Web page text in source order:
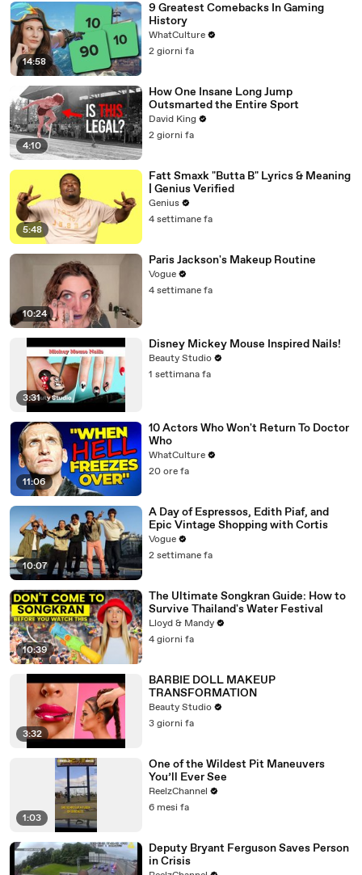
14:58
9 Greatest Comebacks In Gaming
History
WhatCulture
2 giorni fa
4:10
How One Insane Long Jump
Outsmarted the Entire Sport
David King
2 giorni fa
5:48
Fatt Smaxk "Butta B" Lyrics & Meaning
| Genius Verified
Genius
4 settimane fa
10:24
Paris Jackson's Makeup Routine
Vogue
4 settimane fa
3:31
Disney Mickey Mouse Inspired Nails!
Beauty Studio
1 settimana fa
11:06
10 Actors Who Won't Return To Doctor
Who
WhatCulture
20 ore fa
10:07
A Day of Espressos, Edith Piaf, and
Epic Vintage Shopping with Cortis
Vogue
2 settimane fa
10:39
The Ultimate Songkran Guide: How to
Survive Thailand's Water Festival
Lloyd & Mandy
4 giorni fa
3:32
BARBIE DOLL MAKEUP
TRANSFORMATION
Beauty Studio
3 giorni fa
1:03
One of the Wildest Pit Maneuvers
You’ll Ever See
ReelzChannel
6 mesi fa
Deputy Bryant Ferguson Saves Person
in Crisis